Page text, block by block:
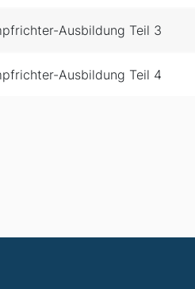
Ausbildung Teil 3
Ausbildung Teil 4